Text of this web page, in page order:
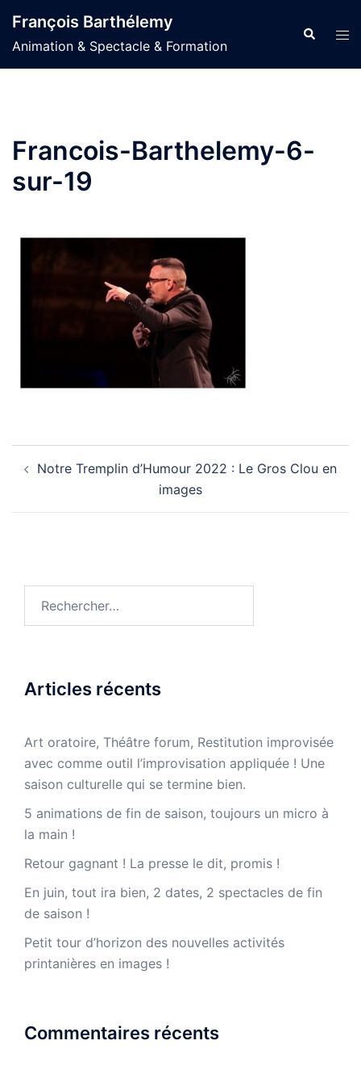
au
contenu
François Barthélemy
Animation & Spectacle & Formation
Francois-Barthelemy-6-
sur-19
d’article
Notre Tremplin d’Humour 2022 : Le Gros Clou en
images
Articles récents
Art oratoire, Théâtre forum, Restitution improvisée
avec comme outil l’improvisation appliquée ! Une
saison culturelle qui se termine bien.
5 animations de fin de saison, toujours un micro à
la main !
Retour gagnant ! La presse le dit, promis !
En juin, tout ira bien, 2 dates, 2 spectacles de fin
de saison !
Petit tour d’horizon des nouvelles activités
printanières en images !
Commentaires récents